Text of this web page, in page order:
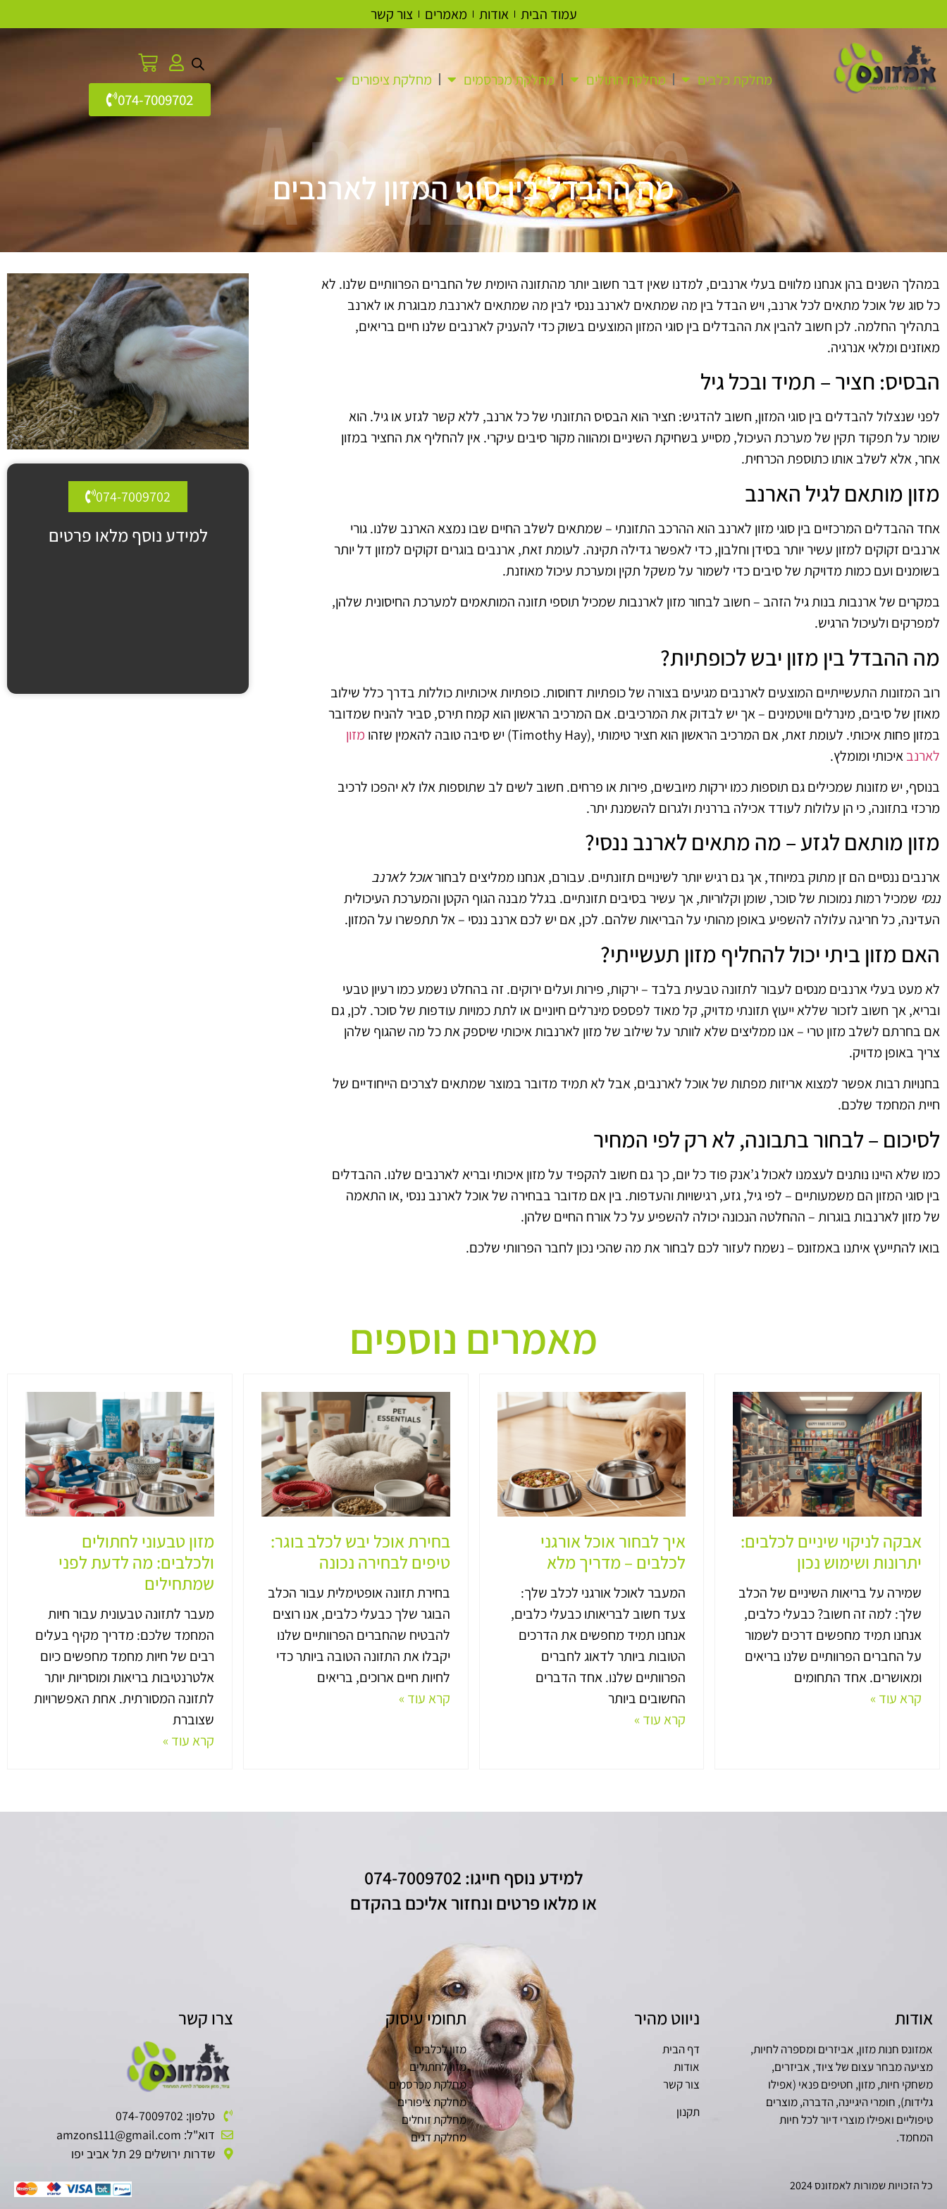
עמוד הבית אודות מאמרים צור קשר
מחלקת כלבים מחלקת חתולים מחלקת מכרסמים מחלקת ציפורים
074-7009702
מה ההבדל בין סוגי המזון לארנבים
Amazonas
במהלך השנים בהן אנחנו מלווים בעלי ארנבים, למדנו שאין דבר חשוב יותר מהתזונה היומית של החברים הפרוותיים שלנו. לא
כל סוג של אוכל מתאים לכל ארנב, ויש הבדל בין מה שמתאים לארנב ננסי לבין מה שמתאים לארנבת מבוגרת או לארנב
בתהליך החלמה. לכן חשוב להבין את ההבדלים בין סוגי המזון המוצעים בשוק כדי להעניק לארנבים שלנו חיים בריאים,
מאוזנים ומלאי אנרגיה.
הבסיס: חציר – תמיד ובכל גיל
לפני שנצלול להבדלים בין סוגי המזון, חשוב להדגיש: חציר הוא הבסיס התזונתי של כל ארנב, ללא קשר לגזע או גיל. הוא
שומר על תפקוד תקין של מערכת העיכול, מסייע בשחיקת השיניים ומהווה מקור סיבים עיקרי. אין להחליף את החציר במזון
אחר, אלא לשלב אותו כתוספת הכרחית.
מזון מותאם לגיל הארנב
אחד ההבדלים המרכזיים בין סוגי מזון לארנב הוא ההרכב התזונתי – שמתאים לשלב החיים שבו נמצא הארנב שלנו. גורי
ארנבים זקוקים למזון עשיר יותר בסידן וחלבון, כדי לאפשר גדילה תקינה. לעומת זאת, ארנבים בוגרים זקוקים למזון דל יותר
בשומנים ועם כמות מדויקת של סיבים כדי לשמור על משקל תקין ומערכת עיכול מאוזנת.
במקרים של ארנבות בנות גיל הזהב – חשוב לבחור מזון לארנבות שמכיל תוספי תזונה המותאמים למערכת החיסונית שלהן,
למפרקים ולעיכול הרגיש.
מה ההבדל בין מזון יבש לכופתיות?
רוב המזונות התעשייתיים המוצעים לארנבים מגיעים בצורה של כופתיות דחוסות. כופתיות איכותיות כוללות בדרך כלל שילוב
מאוזן של סיבים, מינרלים וויטמינים – אך יש לבדוק את המרכיבים. אם המרכיב הראשון הוא קמח תירס, סביר להניח שמדובר
במזון פחות איכותי. לעומת זאת, אם המרכיב הראשון הוא חציר טימותי (Timothy Hay),יש סיבה טובה להאמין שזהו מזון
לארנבאיכותי ומומלץ.
בנוסף, יש מזונות שמכילים גם תוספות כמו ירקות מיובשים, פירות או פרחים. חשוב לשים לב שתוספות אלו לא יהפכו לרכיב
מרכזי בתזונה, כי הן עלולות לעודד אכילה בררנית ולגרום להשמנת יתר.
מזון מותאם לגזע – מה מתאים לארנב ננסי?
ארנבים ננסיים הם זן מתוק במיוחד, אך גם רגיש יותר לשינויים תזונתיים. עבורם, אנחנו ממליצים לבחוראוכל לארנב
ננסי שמכיל רמות נמוכות של סוכר, שומן וקלוריות, אך עשיר בסיבים תזונתיים. בגלל מבנה הגוף הקטן והמערכת העיכולית
העדינה, כל חריגה עלולה להשפיע באופן מהותי על הבריאות שלהם. לכן, אם יש לכם ארנב ננסי – אל תתפשרו על המזון.
האם מזון ביתי יכול להחליף מזון תעשייתי?
לא מעט בעלי ארנבים מנסים לעבור לתזונה טבעית בלבד – ירקות, פירות ועלים ירוקים. זה בהחלט נשמע כמו רעיון טבעי
ובריא, אך חשוב לזכור שללא ייעוץ תזונתי מדויק, קל מאוד לפספס מינרלים חיוניים או לתת כמויות עודפות של סוכר. לכן, גם
אם בחרתם לשלב מזון טרי – אנו ממליצים שלא לוותר על שילוב של מזון לארנבות איכותי שיספק את כל מה שהגוף שלהן
צריך באופן מדויק.
בחנויות רבות אפשר למצוא אריזות מפתות של אוכל לארנבים, אבל לא תמיד מדובר במוצר שמתאים לצרכים הייחודיים של
חיית המחמד שלכם.
לסיכום – לבחור בתבונה, לא רק לפי המחיר
כמו שלא היינו נותנים לעצמנו לאכול ג’אנק פוד כל יום, כך גם חשוב להקפיד על מזון איכותי ובריא לארנבים שלנו. ההבדלים
בין סוגי המזון הם משמעותיים – לפי גיל, גזע, רגישויות והעדפות. בין אם מדובר בבחירה של אוכל לארנב ננסי ,או התאמה
של מזון לארנבות בוגרות – ההחלטה הנכונה יכולה להשפיע על כל אורח החיים שלהן.
בואו להתייעץ איתנו באמזונס – נשמח לעזור לכם לבחור את מה שהכי נכון לחבר הפרוותי שלכם.
074-7009702
למידע נוסף מלאו פרטים
מאמרים נוספים
אבקה לניקוי שיניים לכלבים:
יתרונות ושימוש נכון
שמירה על בריאות השיניים של הכלב
שלך: למה זה חשוב? כבעלי כלבים,
אנחנו תמיד מחפשים דרכים לשמור
על החברים הפרוותיים שלנו בריאים
ומאושרים. אחד התחומים
קרא עוד »
איך לבחור אוכל אורגני
לכלבים – מדריך מלא
המעבר לאוכל אורגני לכלב שלך:
צעד חשוב לבריאותו כבעלי כלבים,
אנחנו תמיד מחפשים את הדרכים
הטובות ביותר לדאוג לחברים
הפרוותיים שלנו. אחד הדברים
החשובים ביותר
קרא עוד »
בחירת אוכל יבש לכלב בוגר:
טיפים לבחירה נכונה
בחירת תזונה אופטימלית עבור הכלב
הבוגר שלך כבעלי כלבים, אנו רוצים
להבטיח שהחברים הפרוותיים שלנו
יקבלו את התזונה הטובה ביותר כדי
לחיות חיים ארוכים, בריאים
קרא עוד »
מזון טבעוני לחתולים
ולכלבים: מה לדעת לפני
שמתחילים
מעבר לתזונה טבעונית עבור חיות
המחמד שלכם: מדריך מקיף בעלים
רבים של חיות מחמד מחפשים כיום
אלטרנטיבות בריאות ומוסריות יותר
לתזונה המסורתית. אחת האפשרויות
שצוברת
קרא עוד »
למידע נוסף חייגו: 074-7009702
או מלאו פרטים ונחזור אליכם בהקדם
אודות
אמזונס חנות מזון, אביזרים ומספרה לחיות,
מציעה מבחר עצום של ציוד, אביזרים,
משחקי חיות, מזון, חטיפים פנאי (אפילו
גלידות), חומרי היגיינה, הדברה, מוצרים
טיפוליים ואפילו מוצרי דיור לכל חיות
המחמד.
ניווט מהיר
דף הבית
אודות
צור קשר
תקנון
תחומי עיסוק
מזון לכלבים
מזון לחתולים
מחלקת מכרסמים
מחלקת ציפורים
מחלקת זוחלים
מחלקת דגים
צרו קשר
טלפון: 074-7009702
דוא"ל: amzons111@gmail.com
שדרות ירושלים 29 תל אביב יפו
כל הזכויות שמורות לאמזונס 2024